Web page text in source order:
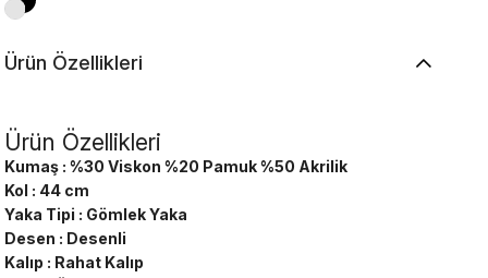
Ürün Özellikleri
Ürün Özellikleri
Kumaş : %30 Viskon %20 Pamuk %50 Akrilik
Kol : 44 cm
Yaka Tipi : Gömlek Yaka
Desen : Desenli
Kalıp : Rahat Kalıp